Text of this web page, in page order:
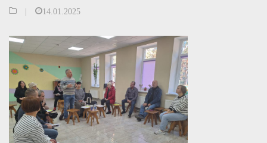
14.01.2025